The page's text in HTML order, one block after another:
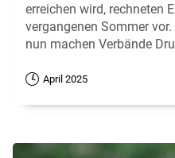
erreichen wird, rechneten
vergangenen Sommer
nun machen Verbände
April 2025